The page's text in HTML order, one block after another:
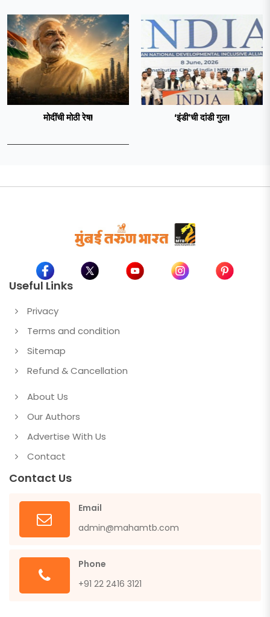
मोदींची मोठी रेष! ‘इंडी‌’ची दांडी गुल!
Useful Links
Privacy
Terms and condition
Sitemap
Refund & Cancellation
About Us
Our Authors
Advertise With Us
Contact
Contact Us
Email
admin@mahamtb.com
Phone
+91 22 2416 3121